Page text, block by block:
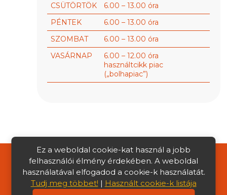
CSÜTÖRTÖK
6.00 – 13.00 óra
PÉNTEK
6.00 – 13.00 óra
SZOMBAT
6.00 – 13.00 óra
VASÁRNAP
6.00 – 12.00 óra
használtcikk piac
(„bolhapiac”)
|Média megjelenések|Közérdekű
adatok|Adatkezelési Tájékoztató
Ez a weboldal cookie-kat használ a jobb
felhasználói élmény érdekében. A weboldal
használatával elfogadod a cookie-k használatát.
Tudj meg többet! | Használt cookie-k listája